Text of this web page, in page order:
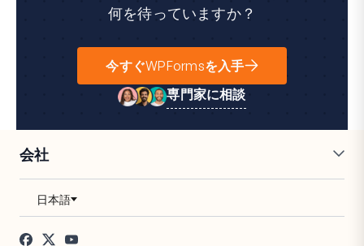
何を待っていますか？
今すぐWPFormsを入手
専門家に相談
会社
お客様の声
お問い合わせ